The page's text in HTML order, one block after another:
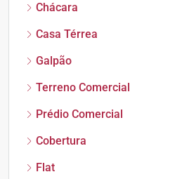
Chácara
Casa Térrea
Galpão
Terreno Comercial
Prédio Comercial
Cobertura
Flat